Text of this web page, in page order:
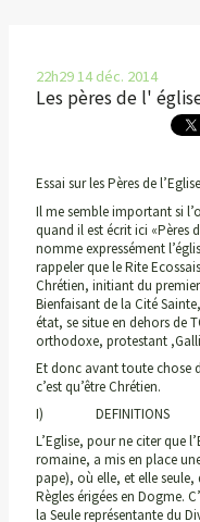
22h2914 déc. 2014
Les pères de l'
Essai sur les Pères de
Il me semble important si
quand il est écrit ici «Pères
nomme expressément
rappeler que le Rite
Chrétien, initiant du
Bienfaisant de la Cité
état, se situe en dehors de
orthodoxe, protestant
Et donc avant toute chose
c’est qu’être Chrétien.
I) DEFINITIONS
L’Eglise, pour ne citer que
romaine, a mis en place
pape), où elle, et elle
Règles érigées en Dogme.
la Seule représentante du